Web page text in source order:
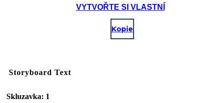
VYTVOŘTE SI VLASTNÍ
Kopie
Storyboard Text
Skluzavka: 1